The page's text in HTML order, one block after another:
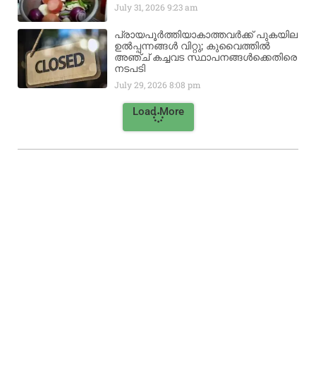
July 31, 20269:23 am
പ്രായപൂർത്തിയാകാത്തവർക്ക് പുകയില
ഉൽപ്പന്നങ്ങൾ വിറ്റു; കുവൈത്തിൽ
അഞ്ച് കച്ചവട സ്ഥാപനങ്ങൾക്കെതിരെ
നടപടി
July 29, 20268:08 pm
Load More